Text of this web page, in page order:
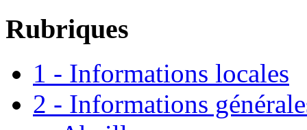
Rubriques
1 - Informations locales
2 - Informations